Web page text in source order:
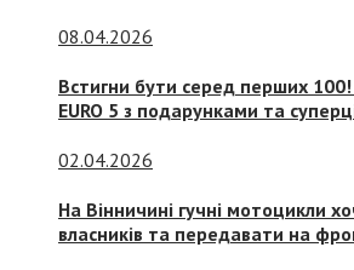
08.04.2026
Встигни бути серед перших
EURO 5 з подарунками та
02.04.2026
На Вінничині гучні мотоцикли
власників та передавати на